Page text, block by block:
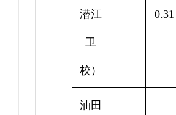
潜江
卫
校）
0.31
油田